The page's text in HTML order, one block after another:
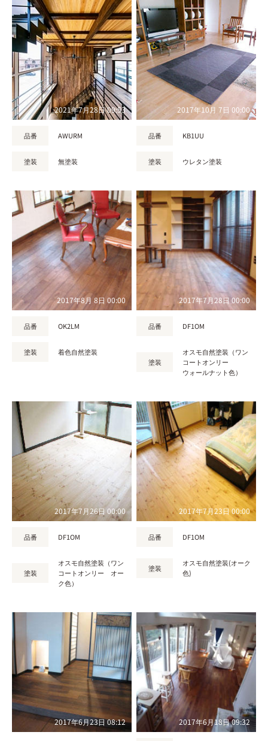
2021年7月28日 09:53
品番 AWURM
塗装 無塗装
2017年10月 7日 00:00
品番 KB1UU
塗装 ウレタン塗装
2017年8月 8日 00:00
品番 OK2LM
塗装 着色自然塗装
2017年7月28日 00:00
品番 DF1OM
塗装
オスモ自然塗装（ワン
コートオンリー
ウォールナット色）
2017年7月26日 00:00
品番 DF1OM
塗装
オスモ自然塗装（ワン
コートオンリー オー
ク色）
2017年7月23日 00:00
品番 DF1OM
塗装
オスモ自然塗装(オーク
色)
2017年6月23日 08:12 2017年6月18日 09:32